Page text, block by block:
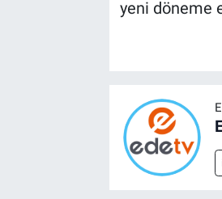
yeni döneme